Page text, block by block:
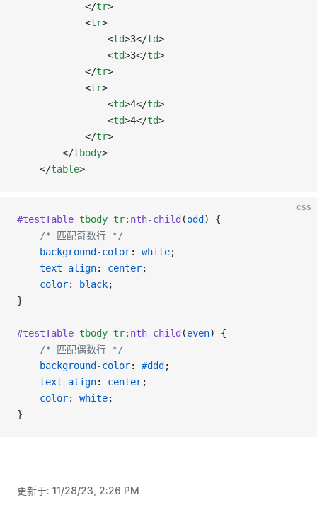
            </
tr>
            <
tr>
                <
td>3</td>
                <
td>3</td>
            </
tr>
            <
tr>
                <
td>4</td>
                <
td>4</td>
            </
tr>
        </
tbody>
    </
table>
css
#testTable tbody tr:nth-child (odd ) {
/* 匹配奇数行 */
background-color: white;
text-align: center;
color: black;
}
#testTable tbody tr:nth-child (even) {
/* 匹配偶数行 */
background-color: #ddd ;
text-align: center;
color: white;
}
更新于: 11/28/23, 2:26 PM